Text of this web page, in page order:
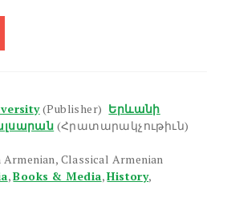
(Publisher) Երևանի
(Հրատարակչութիւն)
Classical Armenian
,Books & Media,History,